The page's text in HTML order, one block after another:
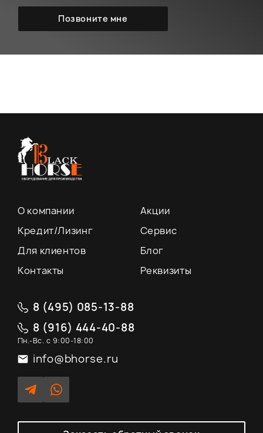
О компании
Акции
Кредит/Лизинг
Сервис
Для клиентов
Блог
Контакты
Реквизиты
8 (495) 085-13-88
8 (916) 444-40-88
Пн.-Вс. с 9:00-18:00
info@bhorse.ru